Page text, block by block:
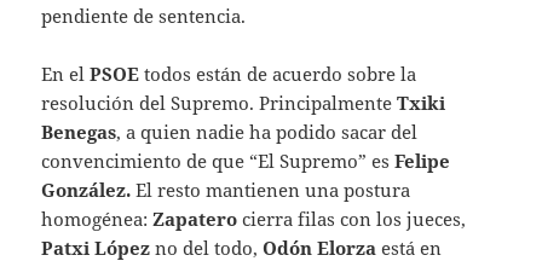
pendiente de sentencia.
En elPSOE todos están de acuerdo sobre la
resolución del Supremo. PrincipalmenteTxiki
Benegas, a quien nadie ha podido sacar del
convencimiento de que “El Supremo” esFelipe
González.El resto mantienen una postura
homogénea: Zapaterocierra filas con los jueces,
Patxi López no del todo,Odón Elorza está en